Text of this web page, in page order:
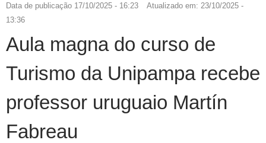
Data de publicação 17/10/2025 - 16:23 Atualizado em: 23/10/2025 -
13:36
Aula magna do curso de
Turismo da Unipampa recebe
professor uruguaio Martín
Fabreau